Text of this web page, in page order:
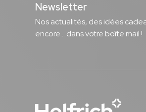
Newsletter
Nos actualités, des idées
encore... dans votre boîte mail !